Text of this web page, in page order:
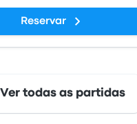
Reservar
Ver todas as partidas